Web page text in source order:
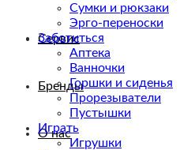
Сервис
Бренды
О нас
Сумки и рюкзаки
Эрго-переноски
Заботиться
Аптека
Ванночки
Горшки и сиденья
Прорезыватели
Пустышки
Играть
Игрушки